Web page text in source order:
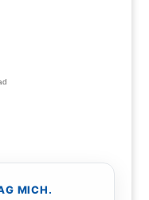
MICH.